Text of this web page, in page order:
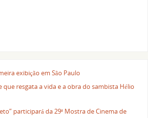
exibição em São Paulo
que resgata a vida e a obra do sambista Hélio
participará da 29ª Mostra de Cinema de